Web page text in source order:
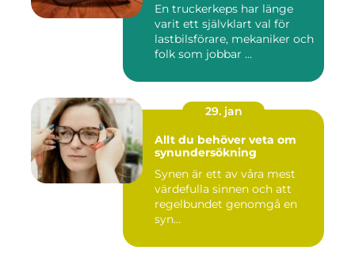
En truckerkeps har länge
varit ett självklart val för
lastbilsförare, mekaniker och
folk som jobbar ...
29. jan
Allt du behöver veta om
synundersökning
Synen är ett av våra mest
värdefulla sinnen och att
regelbundet genomgå en
syn...